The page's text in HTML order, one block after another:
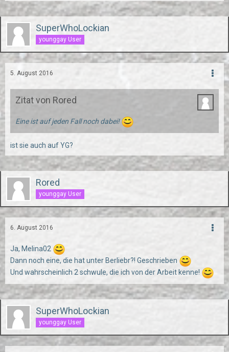
SuperWhoLockian
younggay User
5. August 2016
Zitat von Rored
Eine ist auf jeden Fall noch dabei!
ist sie auch auf YG?
Rored
younggay User
6. August 2016
Ja, Melina02
Dann noch eine, die hat unter Berliebr?! Geschrieben
Und wahrscheinlich 2 schwule, die ich von der Arbeit kenne!
SuperWhoLockian
younggay User